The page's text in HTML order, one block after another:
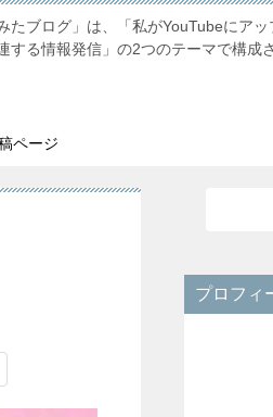
たブログ」は、「私がYouTubeにア
する情報発信」の2つのテーマで構成
ページ
プロフィ